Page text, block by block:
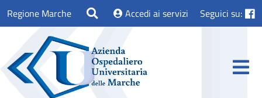
Regione Marche Accedi ai servizi Seguici su: